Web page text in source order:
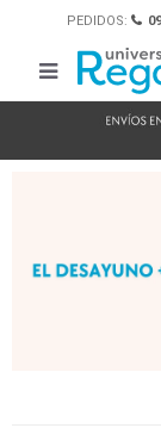
PEDIDOS:
